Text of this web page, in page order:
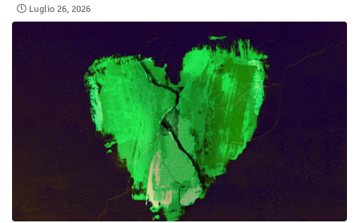
Luglio 26, 2026